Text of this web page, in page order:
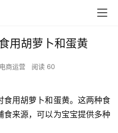
用胡萝卜和蛋黄
电商运营 阅读 60
食用胡萝卜和蛋黄。这两种食
来源，可以为宝宝提供多种